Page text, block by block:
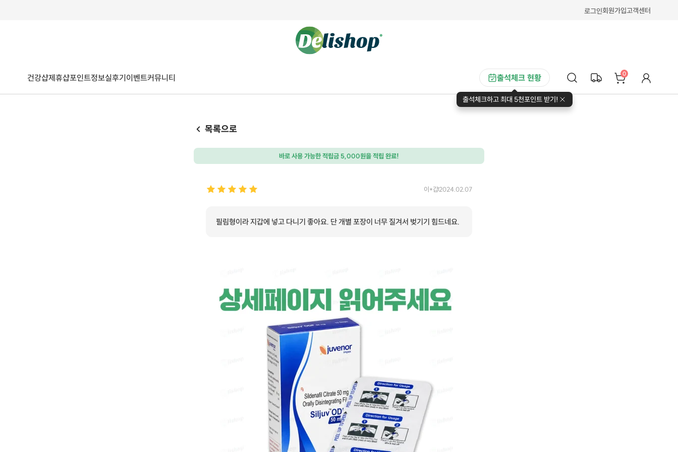
로그인회원가입고객센터
출석체크 현황
출석체크하고 최대 5천포인트 받기!
0
건강샵제휴샵포인트정보실후기이벤트커뮤니티
목록으로
바로 사용 가능한 적립금 5,000원을 적립 완료!
이*갑2024.02.07
필림형이라 지갑에 넣고 다니기 좋아요. 단 개별 포장이 너무 질겨서 벚기기 힘드네요.